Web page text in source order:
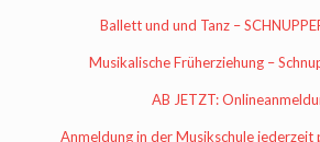
Ballett und und Tanz –
Musikalische Früherziehung –
AB JETZT:
Anmeldung in der Musikschule jederzeit